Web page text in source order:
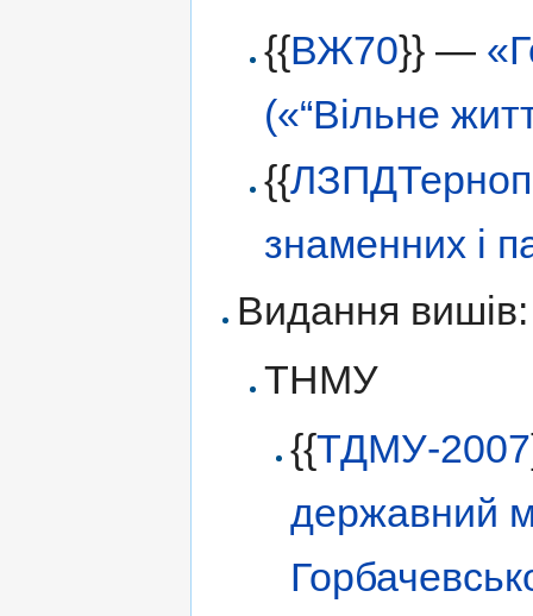
{{ВЖ70}} —
(«“Вільне
{{
знаменних і
Видання вишів:
ТНМУ
{{ТДМУ-2007
державний